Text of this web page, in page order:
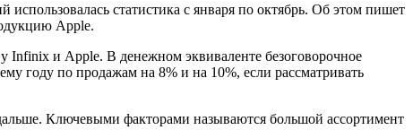
статистика с января по октябрь. Об этом пишет
Apple.
Infinix и Apple. В денежном эквиваленте безоговорочное
году по продажам на 8% и на 10%, если рассматривать
Ключевыми факторами называются большой ассортимент